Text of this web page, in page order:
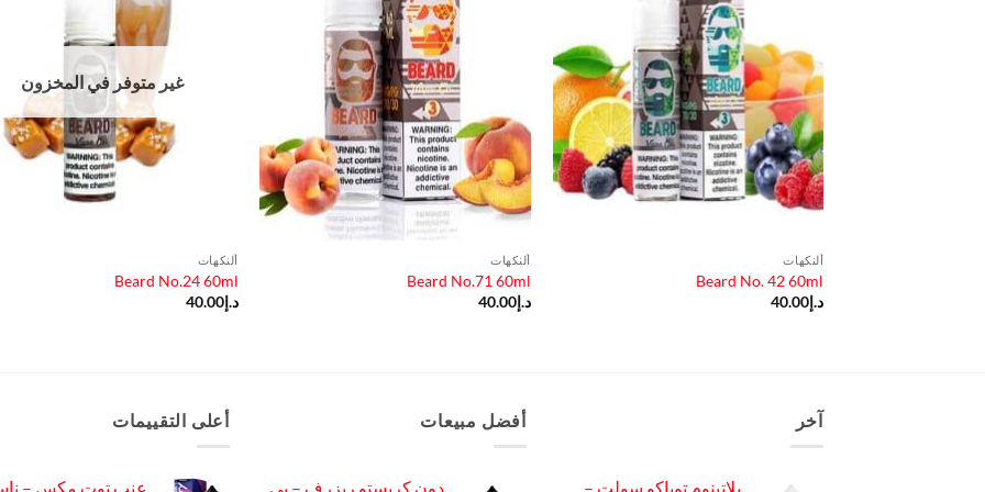
ألنكهات
Beard No. 42 60ml
د.إ 40.00
ألنكهات
Beard No.71 60ml
د.إ40.00
غير متوفر في المخزون
ألنكهات
Beard No.24 60ml
د.إ40.00
آخر
بلاتينوم توباكو سولت –
أفضل مبيعات
دون كريستو ريزرف – بي
أعلى التقييمات
عنب توت مكس –